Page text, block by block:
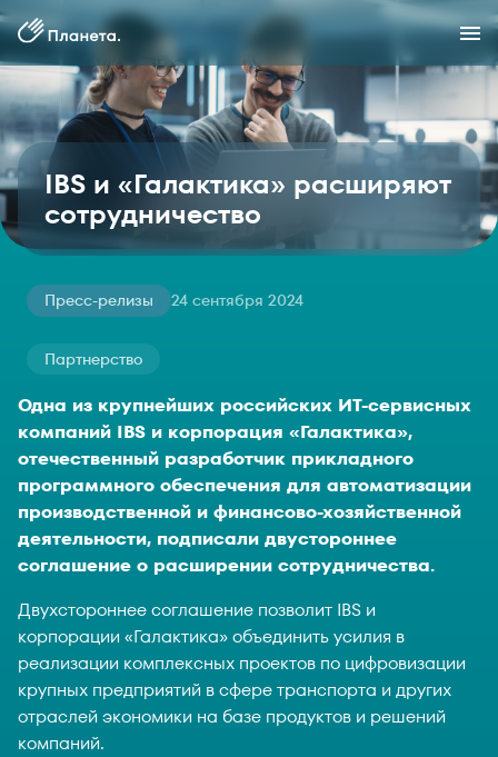
IBS и «Галактика» расширяют
сотрудничество
Пресс-релизы 24 сентября 2024
Партнерство
Одна из крупнейших российских ИТ-сервисных
компаний IBS и корпорация «Галактика»,
отечественный разработчик прикладного
программного обеспечения для автоматизации
производственной и финансово-хозяйственной
деятельности, подписали двустороннее
соглашение о расширении сотрудничества.
Двухстороннее соглашение позволит IBS и
корпорации «Галактика» объединить усилия в
реализации комплексных проектов по цифровизации
крупных предприятий в сфере транспорта и других
отраслей экономики на базе продуктов и решений
компаний.